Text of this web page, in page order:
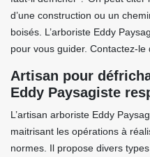
d’une construction ou un
boisés. L’arboriste Eddy
pour vous guider. Contactez-le
Artisan pour
Eddy Paysagiste
L’artisan arboriste Eddy
maitrisant les opérations à
normes. Il propose divers